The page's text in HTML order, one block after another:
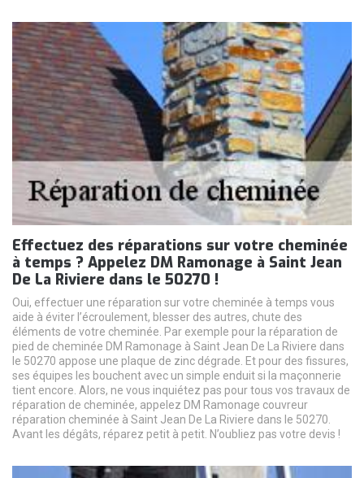
Effectuez des réparations sur votre cheminée
à temps ? Appelez DM Ramonage à Saint Jean
De La Riviere dans le 50270 !
Oui, effectuer une réparation sur votre cheminée à temps vous
aide à éviter l’écroulement, blesser des autres, chute des
éléments de votre cheminée. Par exemple pour la réparation de
pied de cheminée DM Ramonage à Saint Jean De La Riviere dans
le 50270 appose une plaque de zinc dégrade. Et pour des fissures,
ses équipes les bouchent avec un simple enduit si la maçonnerie
tient encore. Alors, ne vous inquiétez pas pour tous vos travaux de
réparation de cheminée, appelez DM Ramonage couvreur
réparation cheminée à Saint Jean De La Riviere dans le 50270.
Avant les dégâts, réparez petit à petit. N’oubliez pas votre devis !